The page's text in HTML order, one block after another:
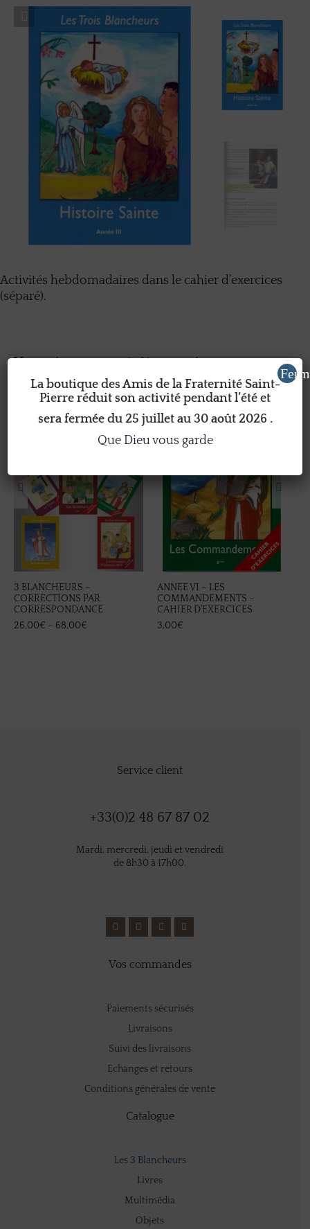
Activités hebdomadaires dans le cahier d’exercices
(séparé).
Vous aimerez peut-être aussi
3 BLANCHEURS –
CORRECTIONS PAR
CORRESPONDANCE
26,00€ – 68,00€
ANNEE VI – LES
COMMANDEMENTS –
CAHIER D’EXERCICES
3,00€
Service client
+33(0)2 48 67 87 02
Mardi, mercredi, jeudi et vendredi
de 8h30 à 17h00.
Vos commandes
Paiements sécurisés
Livraisons
Suivi des livraisons
Echanges et retours
Conditions générales de vente
Catalogue
Les 3 Blancheurs
Livres
Multimédia
Objets
La boutique des Amis de la Fraternité Saint-
Pierre réduit son activité pendant l’été et
sera fermée du 25 juillet au 30 août 2026 .
Que Dieu vous garde